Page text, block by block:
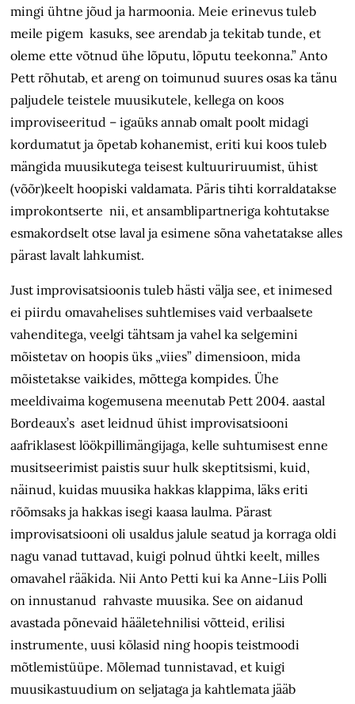
mingi ühtne jõud ja harmoonia. Meie erinevus tuleb
meile pigem kasuks, see arendab ja tekitab tunde, et
oleme ette võtnud ühe lõputu, lõputu teekonna.” Anto
Pett rõhutab, et areng on toimunud suures osas ka tänu
paljudele teistele muusikutele, kellega on koos
improviseeritud – igaüks annab omalt poolt midagi
kordumatut ja õpetab kohanemist, eriti kui koos tuleb
mängida muusikutega teisest kultuuriruumist, ühist
(võõr)keelt hoopiski valdamata. Päris tihti korraldatakse
improkontserte nii, et ansamblipartneriga kohtutakse
esmakordselt otse laval ja esimene sõna vahetatakse alles
pärast lavalt lahkumist.
Just improvisatsioonis tuleb hästi välja see, et inimesed
ei piirdu omavahelises suhtlemises vaid verbaalsete
vahenditega, veelgi tähtsam ja vahel ka selgemini
mõistetav on hoopis üks „viies” dimensioon, mida
mõistetakse vaikides, mõttega kompides. Ühe
meeldivaima kogemusena meenutab Pett 2004. aastal
Bordeaux’s aset leidnud ühist improvisatsiooni
aafriklasest löökpillimängijaga, kelle suhtumisest enne
musitseerimist paistis suur hulk skeptitsismi, kuid,
näinud, kuidas muusika hakkas klappima, läks eriti
rõõmsaks ja hakkas isegi kaasa laulma. Pärast
improvisatsiooni oli usaldus jalule seatud ja korraga oldi
nagu vanad tuttavad, kuigi polnud ühtki keelt, milles
omavahel rääkida. Nii Anto Petti kui ka Anne-Liis Polli
on innustanud rahvaste muusika. See on aidanud
avastada põnevaid hääletehnilisi võtteid, erilisi
instrumente, uusi kõlasid ning hoopis teistmoodi
mõtlemistüüpe. Mõlemad tunnistavad, et kuigi
muusikastuudium on seljataga ja kahtlemata jääb